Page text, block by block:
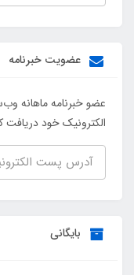
عضویت خبرنامه
عضو خبرنامه ماهانه
الکترونیک خود دریافت
بایگانی